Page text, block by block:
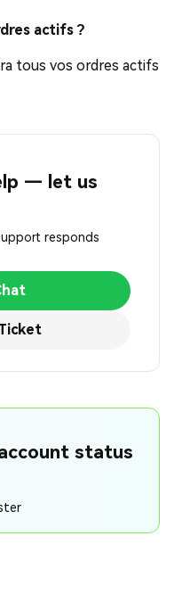
actifs ?
tous vos ordres actifs
— let us
responds
status